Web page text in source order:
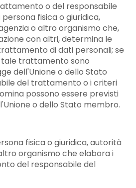
o del responsabile
fisica o giuridica,
o altro organismo che,
con altri, determina le
di dati personali; se
tale trattamento sono
dell'Unione o dello Stato
del trattamento o i criteri
possono essere previsti
o dello Stato membro.
fisica o giuridica, autorità
organismo che elabora i
del responsabile del